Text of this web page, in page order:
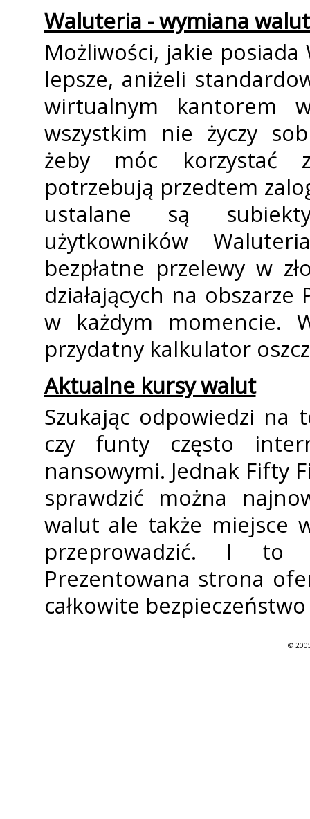
Waluteria - wymiana
Możliwości, jakie
lepsze, aniżeli
wirtualnym kantorem
wszystkim nie życzy
żeby móc korzystać
potrzebują przedtem
ustalane są
użytkowników
bezpłatne przelewy w
działających na
w każdym momencie.
przydatny kalkulator
Aktualne kursy walut
Szukając odpowiedzi na
czy funty często
finansowymi. Jednak
sprawdzić można
walut ale także miejsce
przeprowadzić. I to
Prezentowana strona
całkowite
©